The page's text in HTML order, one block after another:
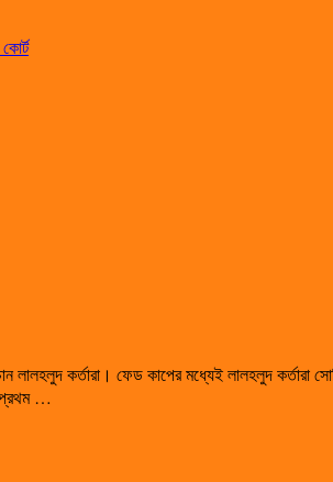
লালহলুদ কর্তারা। ফেড কাপের মধ্যেই লালহলুদ
প্রথম …